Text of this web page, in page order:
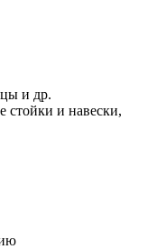
и др.
стойки и навески,